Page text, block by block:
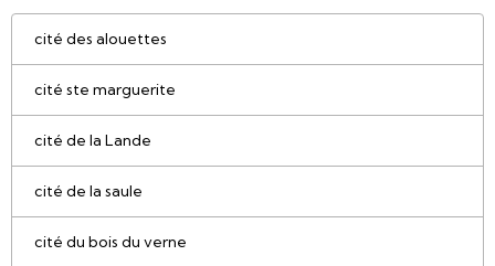
cité des alouettes
cité ste marguerite
cité de la Lande
cité de la saule
cité du bois du verne